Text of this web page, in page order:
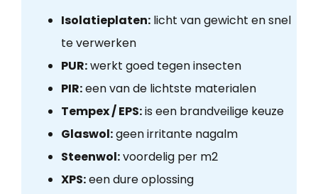
Isolatieplaten:licht van gewicht en snel
te verwerken
PUR:werkt goed tegen insecten
PIR:een van de lichtste materialen
Tempex / EPS:is een brandveilige keuze
Glaswol:geen irritante nagalm
Steenwol:voordelig per m2
XPS:een dure oplossing